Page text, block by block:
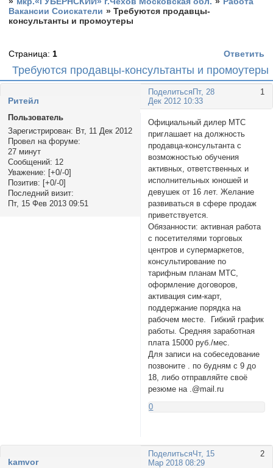
Вакансии Соискатели »Требуются продавцы-
консультанты и промоутеры
Требуются продавцы-консультанты и промоутеры
Страница: 1 Ответить
Поделиться 1
Пт, 28
Дек 2012 10:33
Ритейл
Пользователь
Зарегистрирован: Вт, 11 Дек 2012
Провел на форуме:
27 минут
Сообщений: 12
Уважение: [+0/-0]
Позитив: [+0/-0]
Последний визит:
Пт, 15 Фев 2013 09:51
Официальный дилер МТС
приглашает на должность
продавца-консультанта с
возможностью обучения
активных, ответственных и
исполнительных юношей и
девушек от 16 лет. Желание
развиваться в сфере продаж
приветствуется.
Обязанности: активная работа
с посетителями торговых
центров и супермаркетов,
консультирование по
тарифным планам МТС,
оформление договоров,
активация сим-карт,
поддержание порядка на
рабочем месте. Гибкий график
работы. Средняя заработная
плата 15000 руб./мес.
Для записи на собеседование
позвоните . по будням с 9 до
18, либо отправляйте своё
резюме на .@mail.ru
0
Поделиться 2
Чт, 15
Мар 2018 08:29
kamvor